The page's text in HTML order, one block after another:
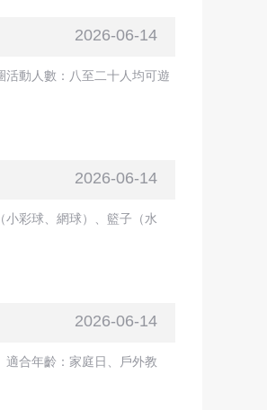
2026-06-14
活動人數：八至二十人均可遊
2026-06-14
小彩球、網球）、籃子（水
2026-06-14
適合年齡：家庭日、戶外教